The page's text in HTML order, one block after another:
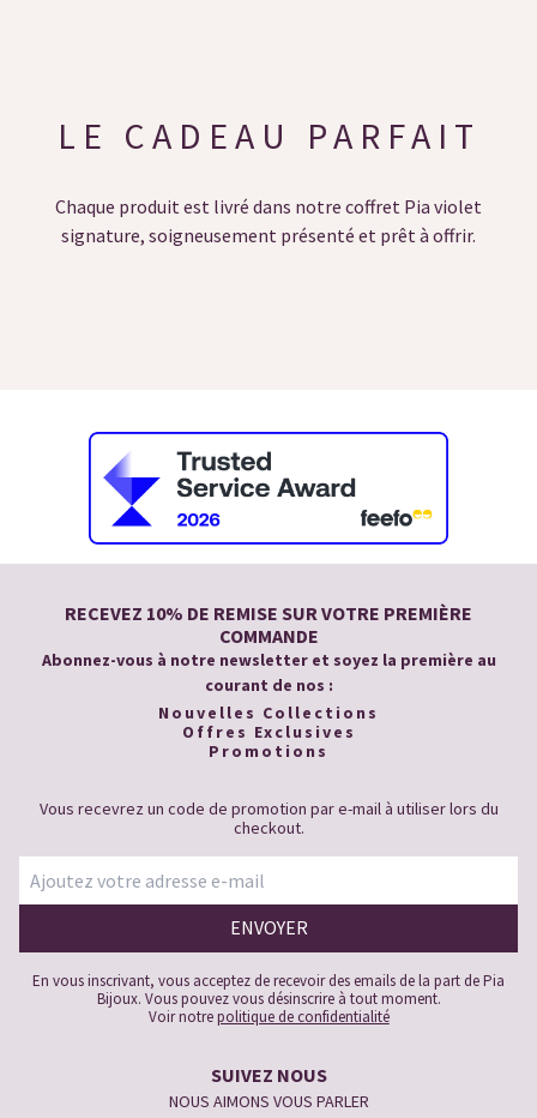
LE CADEAU PARFAIT
Chaque produit est livré dans notre coffret Pia violet
signature, soigneusement présenté et prêt à offrir.
RECEVEZ 10% DE REMISE SUR VOTRE PREMIÈRE
COMMANDE
Abonnez-vous à notre newsletter et soyez la première au
courant de nos :
Nouvelles Collections
Offres Exclusives
Promotions
Vous recevrez un code de promotion par e-mail à utiliser lors du
checkout.
En vous inscrivant, vous acceptez de recevoir des emails de la part de Pia
Bijoux. Vous pouvez vous désinscrire à tout moment.
Voir notrepolitique de confidentialité
SUIVEZ NOUS
NOUS AIMONS VOUS PARLER